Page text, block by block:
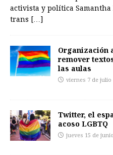
activista y política
trans […]
Organización
remover
las aulas
viernes 7 de julio
Twitter, el
acoso LGBTQ
jueves 15 de